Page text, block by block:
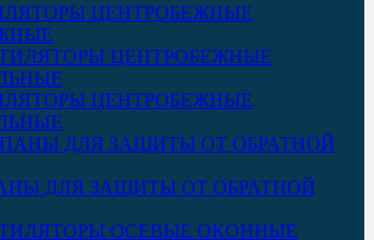
ЦЕНТРОБЕЖНЫЕ
ЦЕНТРОБЕЖНЫЕ
ДЛЯ ЗАЩИТЫ ОТ ОБРАТНОЙ